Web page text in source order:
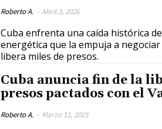
Roberto A. - Abril 3, 2026
Cuba enfrenta una caída histórica
energética que la empuja a
libera miles de presos.
Cuba anuncia fin de la
presos pactados con el
Roberto A. - Marzo 11, 2025